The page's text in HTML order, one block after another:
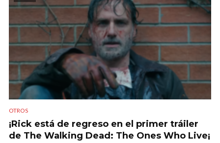
OTROS
¡Rick está de regreso en el primer tráiler
de The Walking Dead: The Ones Who Live¡